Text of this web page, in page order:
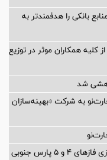
بانکی را هدفمندتر به
کلیه همکاران موثر در توزیع
شد
بیمه تجارت‌نو به شرکت «بهینه‌سازان
پارس جنوبی